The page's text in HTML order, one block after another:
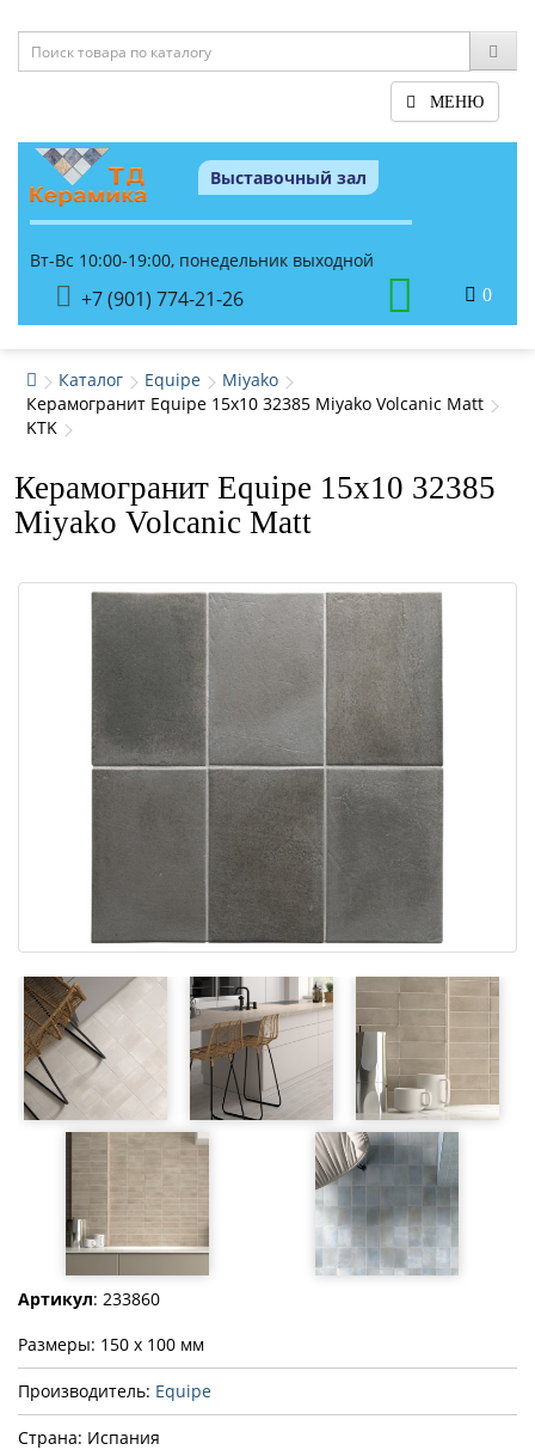
МЕНЮ
Выставочный зал
Вт-Вс 10:00-19:00, понедельник выходной
+7 (901) 774-21-26 0
Каталог Equipe
Miyako
Керамогранит Equipe 15x10 32385 Miyako Volcanic Matt
KTK
Керамогранит Equipe 15x10 32385
Miyako Volcanic Matt
Артикул: 233860
Размеры: 150 x 100 мм
Производитель: Equipe
Страна: Испания